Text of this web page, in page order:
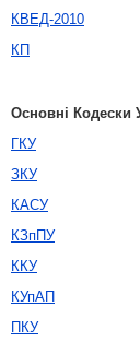
КВЕД-2010
КП
Основні Кодески
ГКУ
ЗКУ
КАСУ
КЗпПУ
ККУ
КУпАП
ПКУ